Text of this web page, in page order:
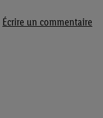
Écrire un commentaire